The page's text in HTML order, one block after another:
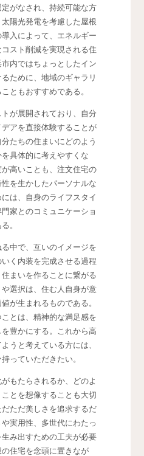
がなされ、持続可能な方
陽光発電を考慮した屋根
入によって、エネルギー
スト削減を実現される住
内ではちょっとしたイン
ために、地域のギャラリ
ともおすすめである。
が展開されており、自分
アを直接体験することが
たちの住まいにどのよう
具体的に考えやすくな
高いことも、注文住宅の
を生かしたパーソナルな
は、自身のライフスタイ
家とのコミュニケーショ
。
中で、互いのイメージを
く内装を完成させる過程
まいを作ることに繋がる
選択は、住む人自身が意
が生まれるものである。
とは、精神的な満足感を
豊かにする。これから高
うと考えている方には、
っていただきたい。
もたらされるか、どのよ
とを想像することも大切
ただ美しさを追求するだ
実用性、多世代にわたっ
み出すための工夫が必要
住宅を念頭に置きなが